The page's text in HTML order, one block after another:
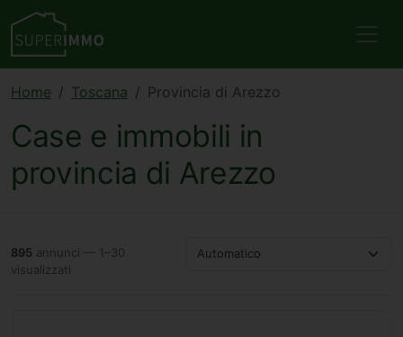
Home Toscana Provincia di Arezzo
Case e immobili in
provincia di Arezzo
895 annunci — 1–30
visualizzati
Automatico